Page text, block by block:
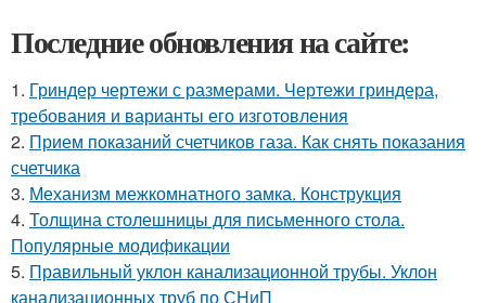
Последние обновления на сайте:
1. Гриндер чертежи с размерами. Чертежи гриндера,
требования и варианты его изготовления
2. Прием показаний счетчиков газа. Как снять показания
счетчика
3. Механизм межкомнатного замка. Конструкция
4. Толщина столешницы для письменного стола.
Популярные модификации
5. Правильный уклон канализационной трубы. Уклон
канализационных труб по СНиП